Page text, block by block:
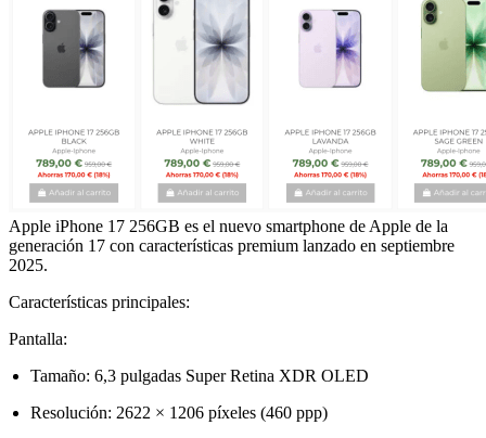
Apple iPhone 17 256GB es el nuevo smartphone de Apple de la
generación 17 con características premium lanzado en septiembre
2025.
Características principales:
Pantalla:
Tamaño: 6,3 pulgadas Super Retina XDR OLED
Resolución: 2622 × 1206 píxeles (460 ppp)